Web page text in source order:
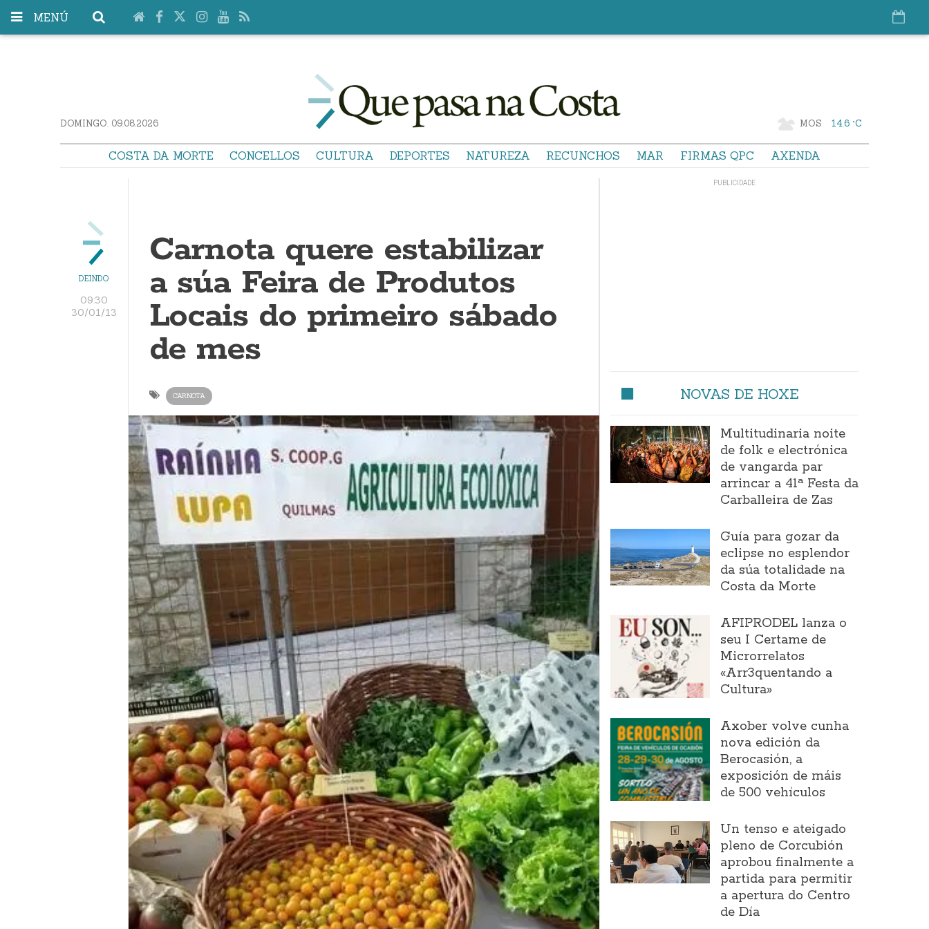
MENÚ
DOMINGO. 09.08.2026 MOS 14.6 °C
COSTA DA MORTE CONCELLOS CULTURA DEPORTES NATUREZA RECUNCHOS MAR FIRMAS QPC AXENDA
DEINDO
09:30
30/01/13
Carnota quere estabilizar
a súa Feira de Produtos
Locais do primeiro sábado
de mes
CARNOTA NOVAS DE HOXE
Multitudinaria noite
de folk e electrónica
de vangarda par
arrincar a 41ª Festa da
Carballeira de Zas
Guía para gozar da
eclipse no esplendor
da súa totalidade na
Costa da Morte
AFIPRODEL lanza o
seu I Certame de
Microrrelatos
«Arr3quentando a
Cultura»
Axober volve cunha
nova edición da
Berocasión, a
exposición de máis
de 500 vehículos
Un tenso e ateigado
pleno de Corcubión
aprobou finalmente a
partida para permitir
a apertura do Centro
de Día